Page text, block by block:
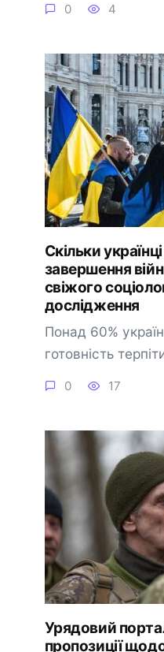
0 4
Скільки
завершення
свіжого
дослідження
Понад 60%
готовність
0 17
Урядовий
пропозиції